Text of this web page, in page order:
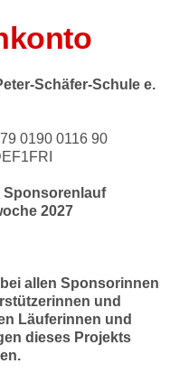
Schäfer-Schule e.
0190 0116 90
Sponsorenlauf
2027
allen Sponsorinnen
und
Läuferinnen und
dieses Projekts